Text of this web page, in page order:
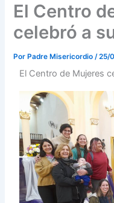
El Centro
celebró a
Por Padre Misericordio/25/
El Centro de Mujeres